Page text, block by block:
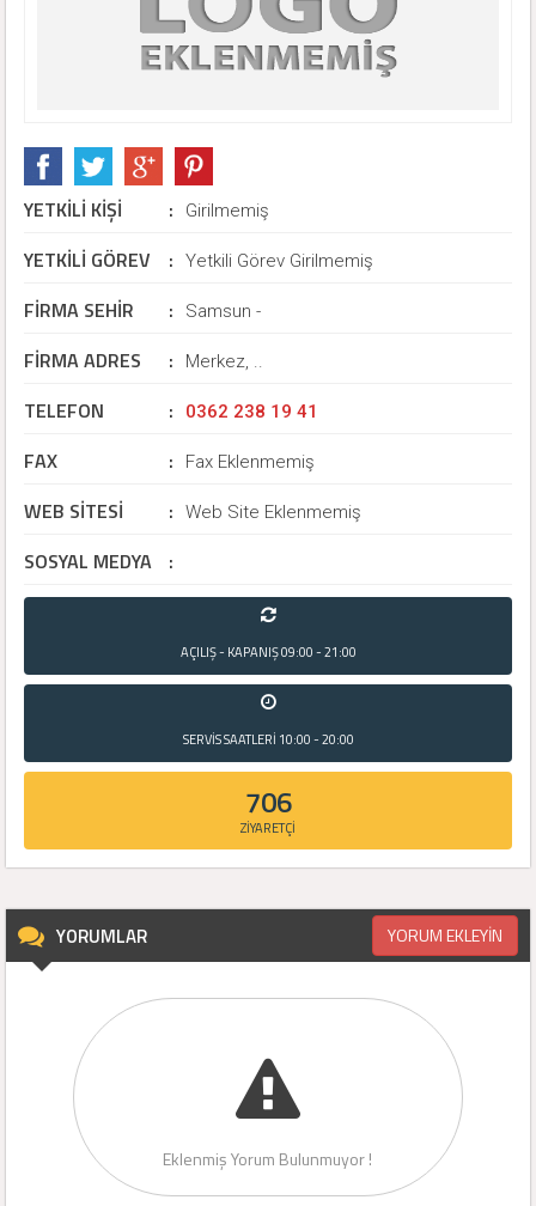
YETKİLİ KİŞİ : Girilmemiş
YETKİLİ GÖREV : Yetkili Görev Girilmemiş
FİRMA SEHİR : Samsun -
FİRMA ADRES : Merkez, ..
TELEFON : 0362 238 19 41
FAX : Fax Eklenmemiş
WEB SİTESİ : Web Site Eklenmemiş
SOSYAL MEDYA :
AÇILIŞ - KAPANIŞ09:00 - 21:00
SERVİS SAATLERİ 10:00 - 20:00
706
ZİYARETÇİ
YORUMLAR YORUM EKLEYİN
Eklenmiş Yorum Bulunmuyor !